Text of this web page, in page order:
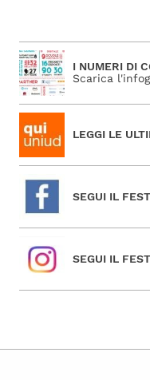
I NUMERI DI
Scarica
LEGGI LE
SEGUI IL
SEGUI IL